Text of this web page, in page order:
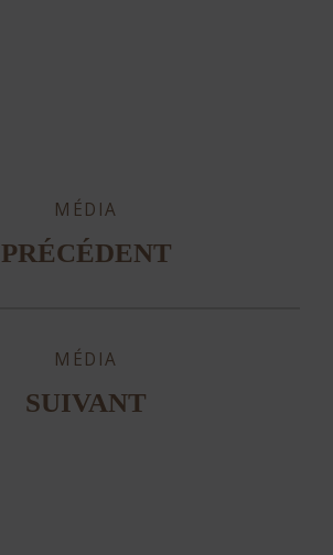
MÉDIA
PRÉCÉDENT
MÉDIA
SUIVANT